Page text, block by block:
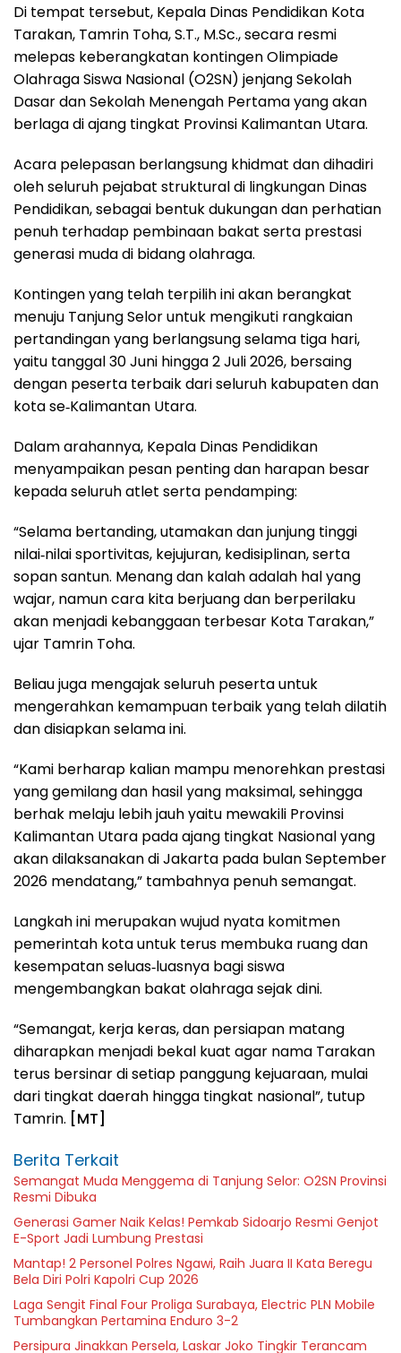
Di tempat tersebut, Kepala Dinas Pendidikan Kota
Tarakan, Tamrin Toha, S.T., M.Sc., secara resmi
melepas keberangkatan kontingen Olimpiade
Olahraga Siswa Nasional (O2SN) jenjang Sekolah
Dasar dan Sekolah Menengah Pertama yang akan
berlaga di ajang tingkat Provinsi Kalimantan Utara.
Acara pelepasan berlangsung khidmat dan dihadiri
oleh seluruh pejabat struktural di lingkungan Dinas
Pendidikan, sebagai bentuk dukungan dan perhatian
penuh terhadap pembinaan bakat serta prestasi
generasi muda di bidang olahraga.
Kontingen yang telah terpilih ini akan berangkat
menuju Tanjung Selor untuk mengikuti rangkaian
pertandingan yang berlangsung selama tiga hari,
yaitu tanggal 30 Juni hingga 2 Juli 2026, bersaing
dengan peserta terbaik dari seluruh kabupaten dan
kota se‑Kalimantan Utara.
Dalam arahannya, Kepala Dinas Pendidikan
menyampaikan pesan penting dan harapan besar
kepada seluruh atlet serta pendamping:
“Selama bertanding, utamakan dan junjung tinggi
nilai‑nilai sportivitas, kejujuran, kedisiplinan, serta
sopan santun. Menang dan kalah adalah hal yang
wajar, namun cara kita berjuang dan berperilaku
akan menjadi kebanggaan terbesar Kota Tarakan,”
ujar Tamrin Toha.
Beliau juga mengajak seluruh peserta untuk
mengerahkan kemampuan terbaik yang telah dilatih
dan disiapkan selama ini.
“Kami berharap kalian mampu menorehkan prestasi
yang gemilang dan hasil yang maksimal, sehingga
berhak melaju lebih jauh yaitu mewakili Provinsi
Kalimantan Utara pada ajang tingkat Nasional yang
akan dilaksanakan di Jakarta pada bulan September
2026 mendatang,” tambahnya penuh semangat.
Langkah ini merupakan wujud nyata komitmen
pemerintah kota untuk terus membuka ruang dan
kesempatan seluas‑luasnya bagi siswa
mengembangkan bakat olahraga sejak dini.
“Semangat, kerja keras, dan persiapan matang
diharapkan menjadi bekal kuat agar nama Tarakan
terus bersinar di setiap panggung kejuaraan, mulai
dari tingkat daerah hingga tingkat nasional”, tutup
Tamrin. [MT]
Berita Terkait
Semangat Muda Menggema di Tanjung Selor: O2SN Provinsi
Resmi Dibuka
Generasi Gamer Naik Kelas! Pemkab Sidoarjo Resmi Genjot
E-Sport Jadi Lumbung Prestasi
Mantap! 2 Personel Polres Ngawi, Raih Juara II Kata Beregu
Bela Diri Polri Kapolri Cup 2026
Laga Sengit Final Four Proliga Surabaya, Electric PLN Mobile
Tumbangkan Pertamina Enduro 3-2
Persipura Jinakkan Persela, Laskar Joko Tingkir Terancam